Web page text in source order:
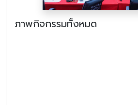
ภาพกิจกรรมทั้งหมด